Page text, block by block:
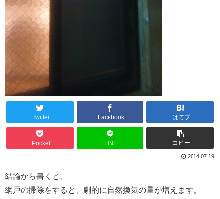
Twitter Facebook はてブ
Pocket LINE コピー
2014.07.19
結論から書くと、
網戸の掃除をすると、劇的に自然換気の量が増えます。